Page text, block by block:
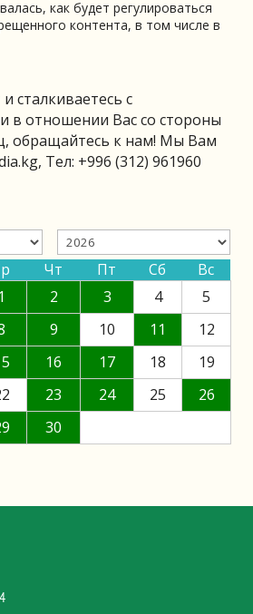
как будет регулироваться
контента, в том числе в
сталкиваетесь с
в отношении Вас со стороны
обращайтесь к нам! Мы Вам
, Тел: +996 (312) 961960
Чт Пт Сб
Вс
1
2 3 4
5
9 10 11
12
16 17 18
19
23 24 25
26
30